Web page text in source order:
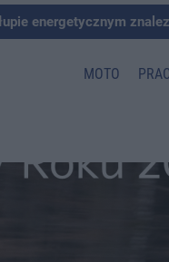
energetycznym
MOTO